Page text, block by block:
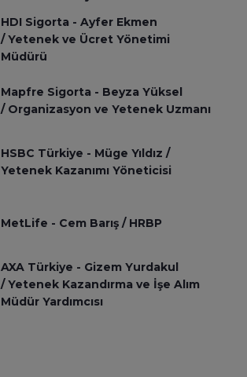
HDI Sigorta - Ayfer Ekmen
/ Yetenek ve Ücret Yönetimi
Müdürü
Mapfre Sigorta - Beyza Yüksel
/ Organizasyon ve Yetenek Uzmanı
HSBC Türkiye - Müge Yıldız /
Yetenek Kazanımı Yöneticisi
MetLife - Cem Barış / HRBP
AXA Türkiye - Gizem Yurdakul
/ Yetenek Kazandırma ve İşe Alım
Müdür Yardımcısı